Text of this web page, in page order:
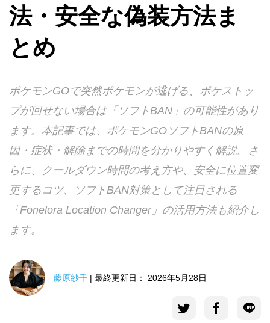
ソリューション
ストア
サポート
言語選択
法・安全な偽装方法ま
とめ
ポケモンGOで突然ポケモンが逃げる、ポケストッ
プが回せない場合は「ソフトBAN」の可能性があり
ます。本記事では、ポケモンGOソフトBANの原
因・症状・解除までの時間を分かりやすく解説。さ
らに、クールダウン時間の考え方や、安全に位置変
更するコツ、ソフトBAN対策として注目される
「Fonelora Location Changer」の活用方法も紹介し
ます。
藤原紗千 | 最終更新日： 2026年5月28日